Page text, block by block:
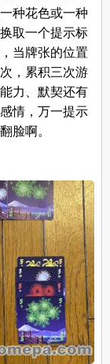
种花色或一种
取一个提示标
当牌张的位置
，累积三次游
力、默契还有
情，万一提示
脸啊。